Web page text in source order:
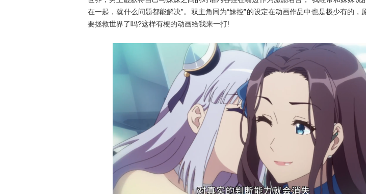
在一起，就什么问题都能解决”。双主角同为“妹控”的设定在动画作品中也是极少有的，
要拯救世界了吗?这样有梗的动画给我来一打!